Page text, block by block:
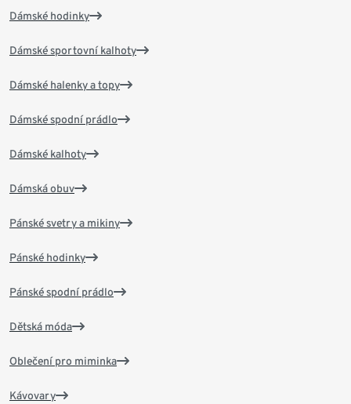
Dámské hodinky
Dámské sportovní kalhoty
Dámské halenky a topy
Dámské spodní prádlo
Dámské kalhoty
Dámská obuv
Pánské svetry a mikiny
Pánské hodinky
Pánské spodní prádlo
Dětská móda
Oblečení pro miminka
Kávovary